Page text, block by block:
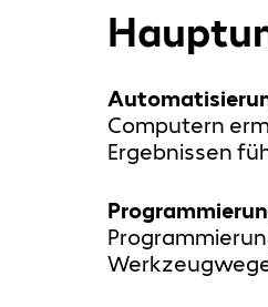
Computern
Ergebnissen